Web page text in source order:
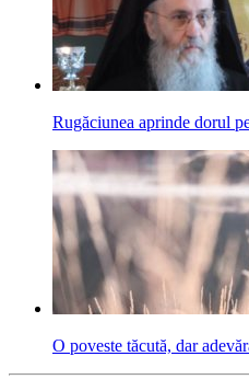
Rugăciunea aprinde dorul
O poveste tăcută, dar